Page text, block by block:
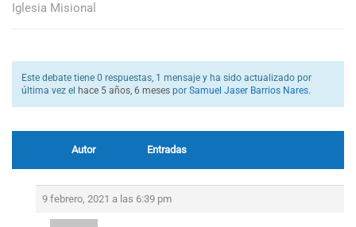
Iglesia Misional
Este debate tiene 0 respuestas, 1 mensaje y ha sido actualizado por
última vez el hace 5 años, 6 meses por Samuel Jaser Barrios Nares.
Autor Entradas
9 febrero, 2021 a las 6:39 pm